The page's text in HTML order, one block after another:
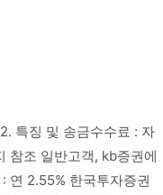
특징 및 송금수수료 : 자
참조 일반고객, kb증권에
연 2.55% 한국투자증권